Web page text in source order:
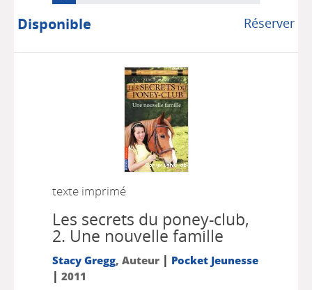
Réserver
Disponible
texte imprimé
Les secrets du poney-club,
2. Une nouvelle famille
Stacy Gregg, Auteur | Pocket Jeunesse
| 2011